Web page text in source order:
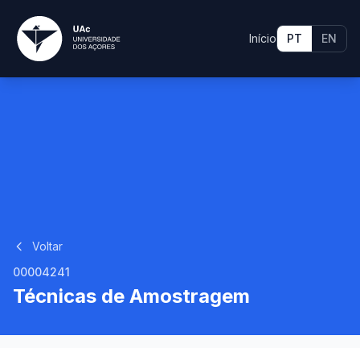
Início PT EN
Voltar
00004241
Técnicas de Amostragem